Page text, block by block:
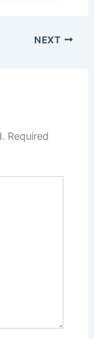
NEXT
Required